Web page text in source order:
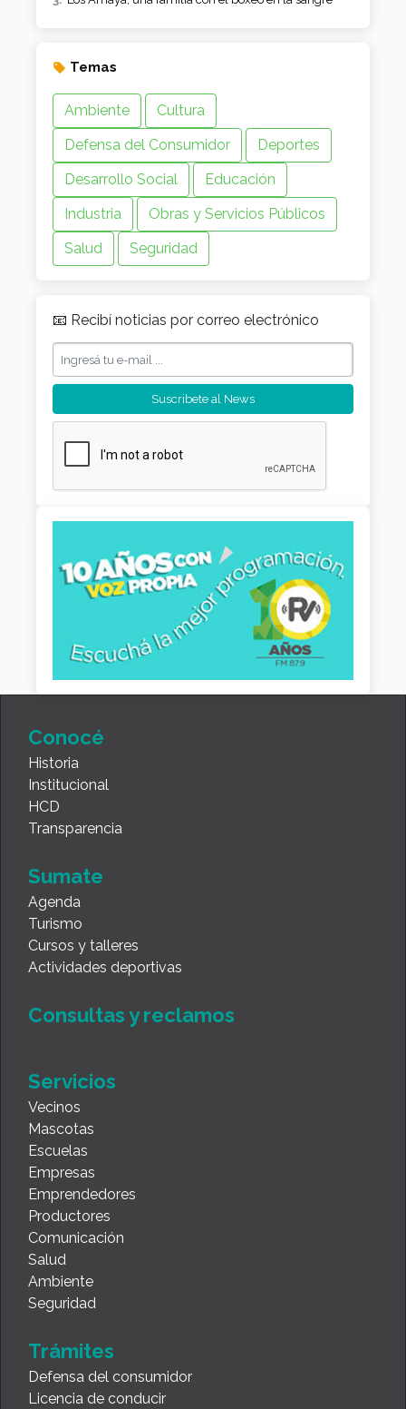
Temas
Ambiente
Cultura
Defensa del Consumidor
Deportes
Desarrollo Social
Educación
Industria
Obras y Servicios Públicos
Salud
Seguridad
📧 Recibí noticias por correo electrónico
Conocé
Historia
Institucional
HCD
Transparencia
Sumate
Agenda
Turismo
Cursos y talleres
Actividades deportivas
Consultas y reclamos
Servicios
Vecinos
Mascotas
Escuelas
Empresas
Emprendedores
Productores
Comunicación
Salud
Ambiente
Seguridad
Trámites
Defensa del consumidor
Licencia de conducir